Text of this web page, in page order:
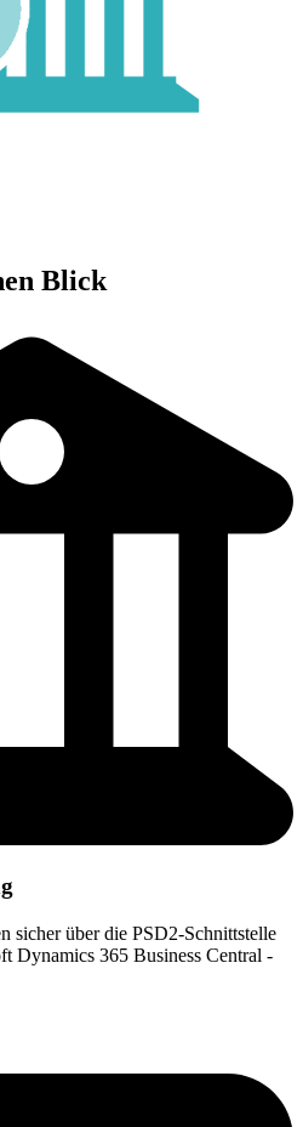
Blick
sicher über die PSD2-Schnittstelle
Dynamics 365 Business Central -